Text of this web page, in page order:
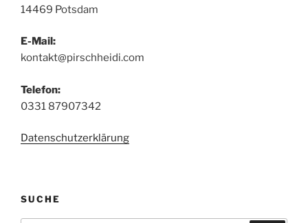
14469 Potsdam
E-Mail:
kontakt@pirschheidi.com
Telefon:
0331 87907342
Datenschutzerklärung
SUCHE